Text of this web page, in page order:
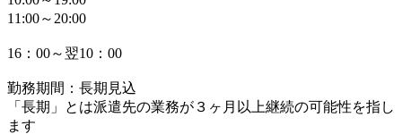
11:00～20:00
16：00～翌10：00
勤務期間：長期見込
「長期」とは派遣先の業務が３ヶ月以上継続の可能性を指し
ます